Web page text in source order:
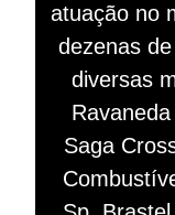
atuação no
dezenas
diversas
Saga